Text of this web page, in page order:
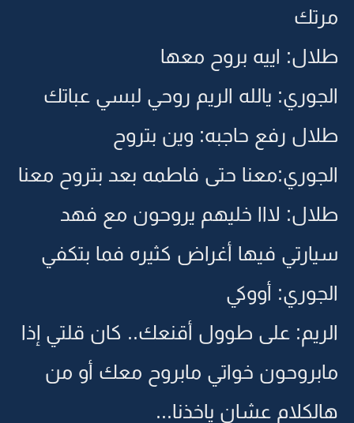
مرتك
طلال: اييه بروح معها
الجوري: يالله الريم روحي لبسي عباتك
طلال رفع حاجبه: وين بتروح
الجوري:معنا حتى فاطمه بعد بتروح معنا
طلال: لااا خليهم يروحون مع فهد
سيارتي فيها أغراض كثيره فما بتكفي
الجوري: أووكي
الريم: على طوول أقنعك.. كان قلتي إذا
مابروحون خواتي مابروح معك أو من
هالكلام عشان ياخذنا...